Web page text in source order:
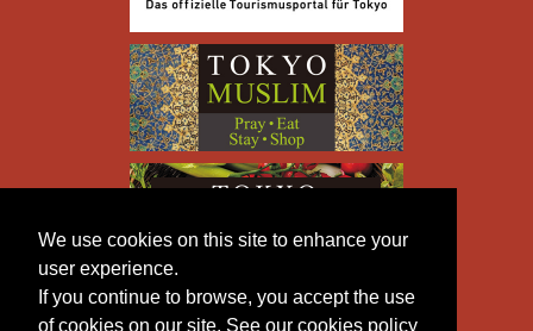
We use cookies on this site to enhance your
user experience.
If you continue to browse, you accept the use
of cookies on our site. See our cookies policy